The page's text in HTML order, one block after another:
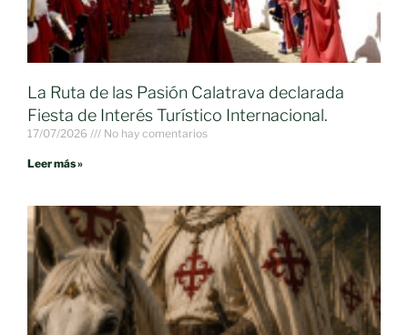
La Ruta de las Pasión Calatrava declarada
Fiesta de Interés Turístico Internacional.
17/07/2026 No hay comentarios
Leer más »